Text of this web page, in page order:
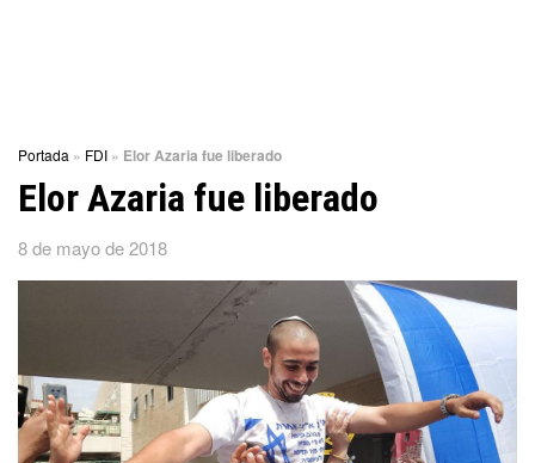
Portada » FDI » Elor Azaria fue liberado
Elor Azaria fue liberado
8 de mayo de 2018